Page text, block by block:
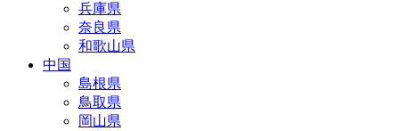
兵庫県
奈良県
和歌山県
中国
島根県
鳥取県
岡山県